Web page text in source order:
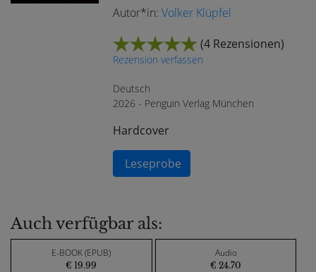
Autor*in:Volker Klüpfel
(4 Rezensionen)
Rezension verfassen
Deutsch
2026 - Penguin Verlag München
Hardcover
Leseprobe
Auch verfügbar als:
E-BOOK (EPUB)
€ 19.99
Audio
€ 24.70